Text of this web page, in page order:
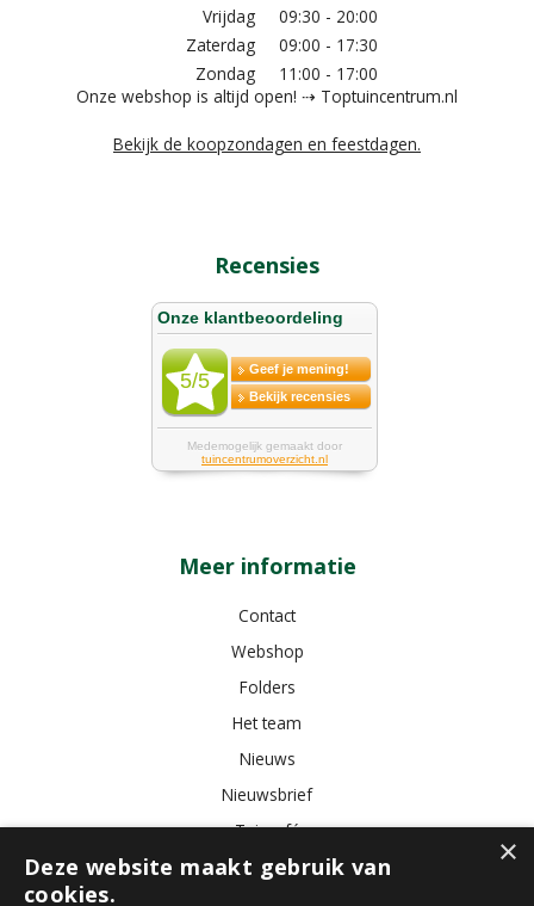
Vrijdag
09:30 - 20:00
Zaterdag
09:00 - 17:30
Zondag
11:00 - 17:00
Onze webshop is altijd open! ⇢ Toptuincentrum.nl
Bekijk de koopzondagen en feestdagen.
Recensies
Meer informatie
Contact
Webshop
Folders
Het team
Nieuws
Nieuwsbrief
Tuincafé
Vacatures
×
Deze website maakt gebruik van
cookies.